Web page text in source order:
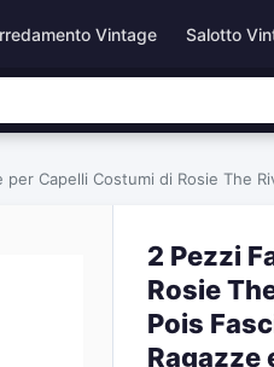
Vintage Salotto
per Capelli Costumi di Rosie The
2 Pezzi
Rosie
Pois
Ragazze